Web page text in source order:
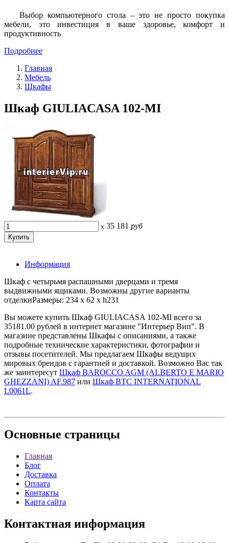
Выбор компьютерного стола – это не просто покупка
мебели, это инвестиция в ваше здоровье, комфорт и
продуктивность
Подробнее
Главная
Мебель
Шкафы
Шкаф GIULIACASA 102-MI
x 35 181 руб
Информация
Шкаф с четырьмя распашными дверцами и тремя
выдвижными ящиками. Возможны другие варианты
отделкиРазмеры: 234 x 62 x h231
Вы можете купить Шкаф GIULIACASA 102-MI всего за
35181.00 рублей в интернет магазине "Интерьер Вип". В
магазине представлены Шкафы с описаниями, а также
подробные технические характеристики, фотографии и
отзывы посетителей. Мы предлагаем Шкафы ведущих
мировых брендов с гарантией и доставкой. Возможно Вас так
же заинтересут Шкаф BAROCCO AGM (ALBERTO E MARIO
GHEZZANI) AF.987 или Шкаф BTC INTERNATIONAL
L0061L.
Основные страницы
Главная
Блог
Доставка
Оплата
Контакты
Карта сайта
Контактная информация